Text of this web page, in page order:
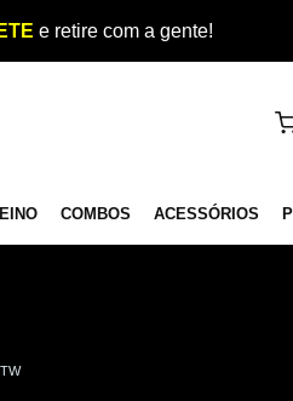
e retire com a gente!
COMBOS ACESSÓRIOS